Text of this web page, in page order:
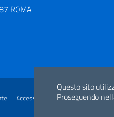
Questo sito
Proseguendo
ROMA
Accesso Civico Glossario